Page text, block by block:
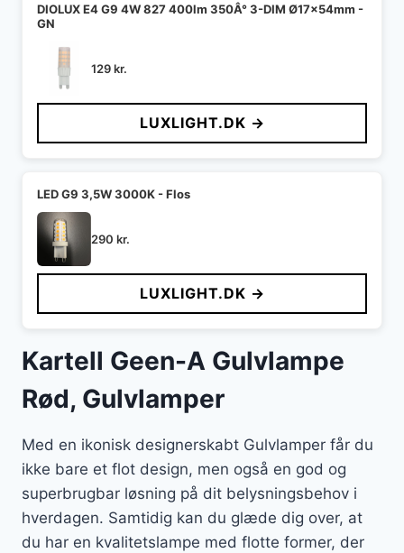
DIOLUX E4 G9 4W 827 400lm 350Â° 3-DIM Ø17x54mm -
GN
129kr.
LUXLIGHT.DK →
LED G9 3,5W 3000K - Flos
290 kr.
LUXLIGHT.DK →
Kartell Geen-A Gulvlampe
Rød, Gulvlamper
Med en ikonisk designerskabt Gulvlamper får du
ikke bare et flot design, men også en god og
superbrugbar løsning på dit belysningsbehov i
hverdagen. Samtidig kan du glæde dig over, at
du har en kvalitetslampe med flotte former, der